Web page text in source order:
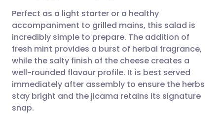
Partager via X
Partager via WhatsApp
Copier le lien
🇮🇳 हिन्दी
🇸🇦 عربي 🇸🇪 Svenska
Perfect as a light starter or a healthy
accompaniment to grilled mains, this salad is
incredibly simple to prepare. The addition of
fresh mint provides a burst of herbal fragrance,
while the salty finish of the cheese creates a
well-rounded flavour profile. It is best served
immediately after assembly to ensure the herbs
stay bright and the jicama retains its signature
snap.